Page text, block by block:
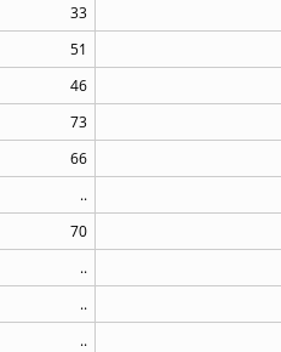
33
51
46
73
66
..
70
..
..
..